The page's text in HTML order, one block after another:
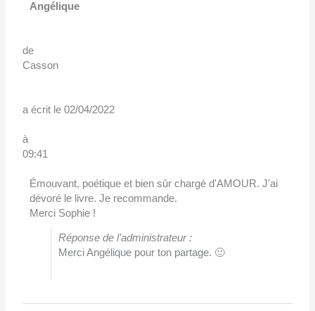
Angélique
de
Casson
a écrit le 02/04/2022
à
09:41
Émouvant, poétique et bien sûr chargé d'AMOUR. J'ai
dévoré le livre. Je recommande.
Merci Sophie !
Réponse de l’administrateur :
Merci Angélique pour ton partage. 🙂